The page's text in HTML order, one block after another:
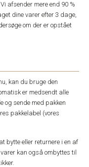
afsender mere end 90 %
dine varer efter 3 dage,
om der er opstået
kan du bruge den
er medsendt alle
og sende med pakken
pakkelabel (vores
bytte eller returnere i en af
kan også ombyttes til